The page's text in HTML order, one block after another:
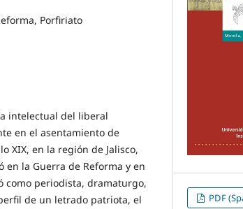
Porfiriato
intelectual del liberal
en el asentamiento de
XIX, en la región de Jalisco,
en la Guerra de Reforma y en
como periodista, dramaturgo,
de un letrado patriota, el
PDF